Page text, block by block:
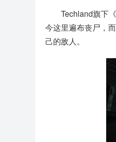
Techland旗下
今这里遍布丧尸，
己的敌人。